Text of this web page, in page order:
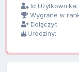
Id Użytkownika:
Wygrane w
Dołączył:
Urodziny: